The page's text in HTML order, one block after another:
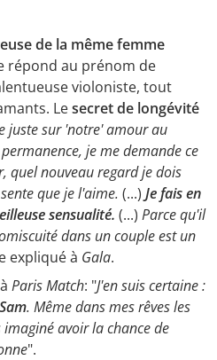
de la même femme
répond au prénom de
violoniste, tout
Lesecret de longévité
juste sur 'notre' amour au
je me demande ce
quel nouveau regard je dois
que je l'aime. (...) Je fais en
sensualité. (...) Parce qu'il
dans un couple est un
expliqué à Gala.
Paris Match: "J'en suis certaine :
. Même dans mes rêves les
avoir la chance de
".